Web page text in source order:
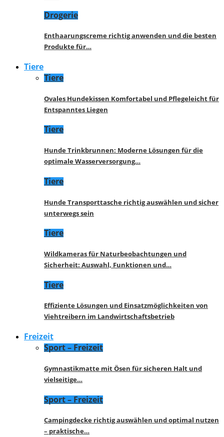
Drogerie
Enthaarungscreme richtig anwenden und die besten
Produkte für…
Tiere
Tiere
Ovales Hundekissen Komfortabel und Pflegeleicht für
Entspanntes Liegen
Tiere
Hunde Trinkbrunnen: Moderne Lösungen für die
optimale Wasserversorgung…
Tiere
Hunde Transporttasche richtig auswählen und sicher
unterwegs sein
Tiere
Wildkameras für Naturbeobachtungen und
Sicherheit: Auswahl, Funktionen und…
Tiere
Effiziente Lösungen und Einsatzmöglichkeiten von
Viehtreibern im Landwirtschaftsbetrieb
Freizeit
Sport – Freizeit
Gymnastikmatte mit Ösen für sicheren Halt und
vielseitige…
Sport – Freizeit
Campingdecke richtig auswählen und optimal nutzen
– praktische…